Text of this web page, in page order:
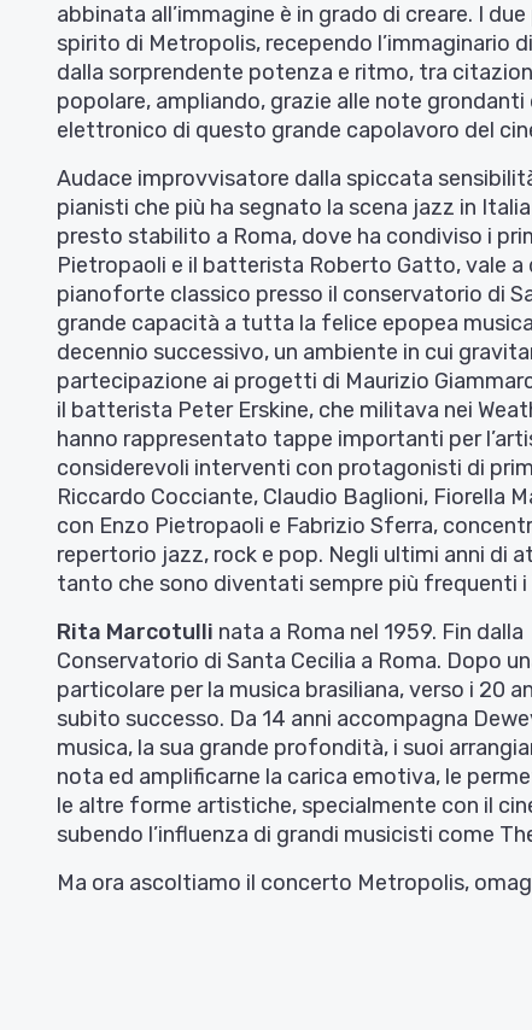
abbinata all’immagine è in grado di creare. I
spirito di Metropolis, recependo l’immaginario
dalla sorprendente potenza e ritmo, tra
popolare, ampliando, grazie alle note
elettronico di questo grande capolavoro del
Audace improvvisatore dalla spiccata
pianisti che più ha segnato la scena jazz in
presto stabilito a Roma, dove ha condiviso i
Pietropaoli e il batterista Roberto Gatto, vale a
pianoforte classico presso il conservatorio di
grande capacità a tutta la felice epopea
decennio successivo, un ambiente in cui
partecipazione ai progetti di Maurizio
il batterista Peter Erskine, che militava nei
hanno rappresentato tappe importanti per
considerevoli interventi con protagonisti di
Riccardo Cocciante, Claudio Baglioni, Fiorella
con Enzo Pietropaoli e Fabrizio Sferra,
repertorio jazz, rock e pop. Negli ultimi anni di
tanto che sono diventati sempre più frequenti
Rita Marcotulli nata a Roma nel 1959. Fin
Conservatorio di Santa Cecilia a Roma. Dopo
particolare per la musica brasiliana, verso i 20
subito successo. Da 14 anni accompagna
musica, la sua grande profondità, i suoi
nota ed amplificarne la carica emotiva, le
le altre forme artistiche, specialmente con il
subendo l’influenza di grandi musicisti come
Ma ora ascoltiamo il concerto Metropolis,